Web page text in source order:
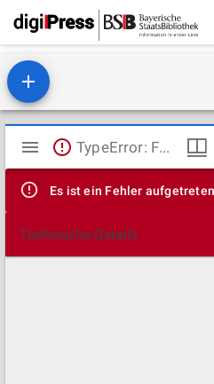
Mirador
Viewer
TypeError: Failed to fetch
Es ist ein Fehler aufgetreten
Technische Details